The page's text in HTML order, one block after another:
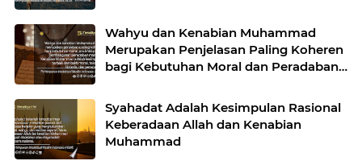
Wahyu dan Kenabian Muhammad
Merupakan Penjelasan Paling Koheren
bagi Kebutuhan Moral dan Peradaban
Syahadat Adalah Kesimpulan Rasional
Keberadaan Allah dan Kenabian
Muhammad